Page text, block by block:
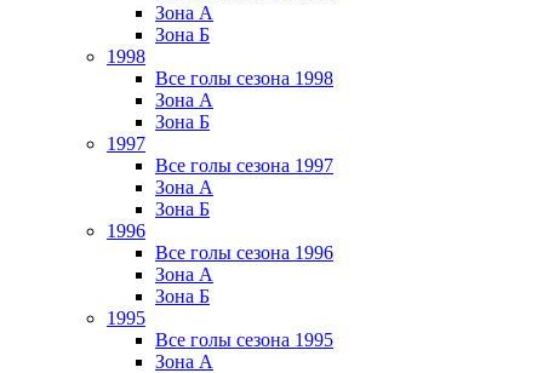
Зона А
Зона Б
1998
Все голы сезона 1998
Зона А
Зона Б
1997
Все голы сезона 1997
Зона А
Зона Б
1996
Все голы сезона 1996
Зона А
Зона Б
1995
Все голы сезона 1995
Зона А